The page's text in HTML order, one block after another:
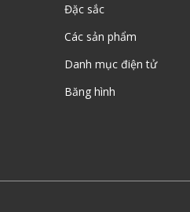
Đặc sắc
Các sản phẩm
Danh mục điện tử
Băng hình